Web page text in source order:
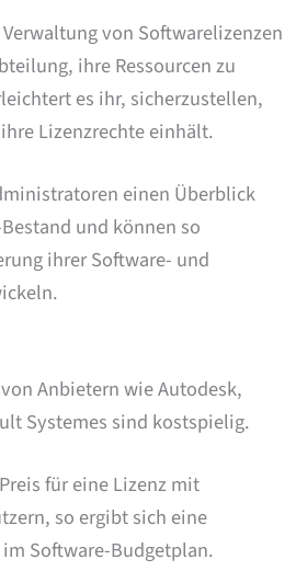
von Softwarelizenzen
ihre Ressourcen zu
es ihr, sicherzustellen,
Lizenzrechte einhält.
einen Überblick
und können so
ihrer Software- und
Anbietern wie Autodesk,
Systemes sind kostspielig.
für eine Lizenz mit
so ergibt sich eine
Software-Budgetplan.